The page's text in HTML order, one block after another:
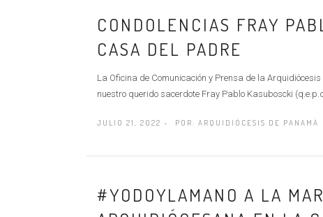
CONDOLENCIAS FRAY
CASA DEL PADRE
La Oficina de Comunicación y Prensa de la
nuestro querido sacerdote Fray Pablo Kasuboscki
JULIO 21, 2022 - POR: ARQUIDIÓCESIS DE PANAMÁ
#YODOYLAMANO A LA